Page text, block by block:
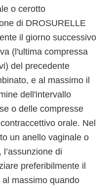
o cerotto
di DROSURELLE
il giorno successivo
(l'ultima compressa
del precedente
e al massimo il
dell'intervallo
o delle compresse
orale. Nel
un anello vaginale o
di
preferibilmente il
massimo quando